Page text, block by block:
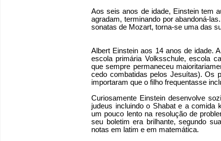
Aos seis anos de idade, Einstein tem
agradam, terminando por abandoná-
sonatas de Mozart, torna-se uma das
Albert Einstein aos 14 anos de idade.
escola primária Volksschule, escola
que sempre permaneceu
cedo combatidas pelos Jesuítas). Os
importaram que o filho frequentasse
Curiosamente Einstein desenvolve
judeus incluindo o Shabat e a comida
um pouco lento na resolução de
seu boletim era brilhante, segundo
notas em latim e em matemática.